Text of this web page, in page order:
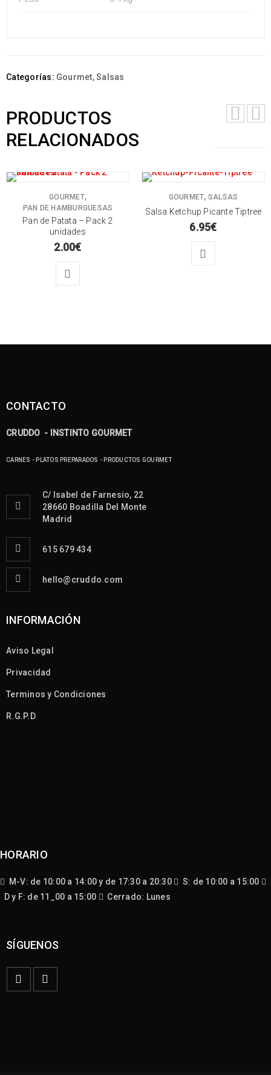
Categorías: Gourmet,Salsas
PRODUCTOS
RELACIONADOS
GOURMET,
PAN DE HAMBURGUESAS
Pan de Patata – Pack 2
unidades
2.00€
GOURMET, SALSAS
Salsa Ketchup Picante Tiptree
6.95€
CONTACTO
CRUDDO - INSTINTO GOURMET
CARNES - PLATOS PREPARADOS - PRODUCTOS GOURMET
C/ Isabel de Farnesio, 22
28660 Boadilla Del Monte
Madrid
615 679 434
hello@cruddo.com
INFORMACIÓN
Aviso Legal
Privacidad
Terminos y Condiciones
R.G.P.D
HORARIO
M-V: de 10:00 a 14:00 y de 17:30 a 20:30
S: de 10:00 a 15:00
D y F: de 11_00 a 15:00
Cerrado: Lunes
SÍGUENOS